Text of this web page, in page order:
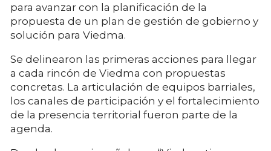
para avanzar con la planificación de la
propuesta de un plan de gestión de gobierno y
solución para Viedma.
Se delinearon las primeras acciones para llegar
a cada rincón de Viedma con propuestas
concretas. La articulación de equipos barriales,
los canales de participación y el fortalecimiento
de la presencia territorial fueron parte de la
agenda.